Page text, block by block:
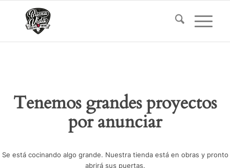
Tenemos grandes proyectos
por anunciar
Se está cocinando algo grande. Nuestra tienda está en obras y pronto
abrirá sus puertas.